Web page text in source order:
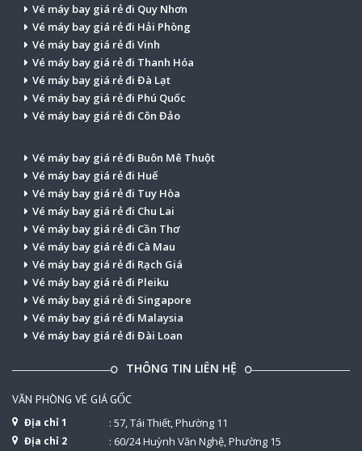
Vé máy bay giá rẻ đi Quy Nhơn
Vé máy bay giá rẻ đi Hải Phòng
Vé máy bay giá rẻ đi Vinh
Vé máy bay giá rẻ đi Thanh Hóa
Vé máy bay giá rẻ đi Đà Lạt
Vé máy bay giá rẻ đi Phú Quốc
Vé máy bay giá rẻ đi Côn Đảo
Vé máy bay giá rẻ đi Buôn Mê Thuột
Vé máy bay giá rẻ đi Huế
Vé máy bay giá rẻ đi Tuy Hòa
Vé máy bay giá rẻ đi Chu Lai
Vé máy bay giá rẻ đi Cần Thơ
Vé máy bay giá rẻ đi Cà Mau
Vé máy bay giá rẻ đi Rạch Giá
Vé máy bay giá rẻ đi Pleiku
Vé máy bay giá rẻ đi Singapore
Vé máy bay giá rẻ đi Malaysia
Vé máy bay giá rẻ đi Đài Loan
THÔNG TIN LIÊN HỆ
VĂN PHÒNG VÉ GIÁ GỐC
Địa chỉ 1 : 57, Tái Thiết, Phường 11
Địa chỉ 2 : 60/24 Huỳnh Văn Nghệ, Phường 15